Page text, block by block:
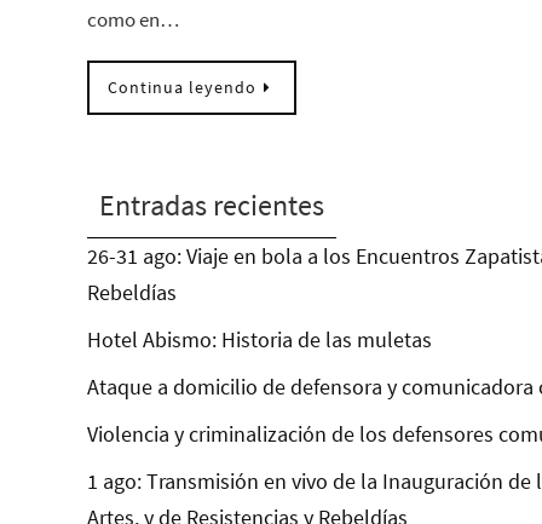
como en…
Continua leyendo
Entradas recientes
26-31 ago: Viaje en bola a los Encuentros
Rebeldías
Hotel Abismo: Historia de las muletas
Ataque a domicilio de defensora y
Violencia y criminalización de los defensores
1 ago: Transmisión en vivo de la Inauguración
Artes, y de Resistencias y Rebeldías